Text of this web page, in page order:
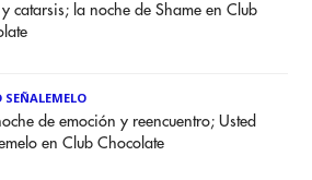
catarsis; la noche de Shame en Club
SEÑALEMELO
de emoción y reencuentro; Usted
en Club Chocolate